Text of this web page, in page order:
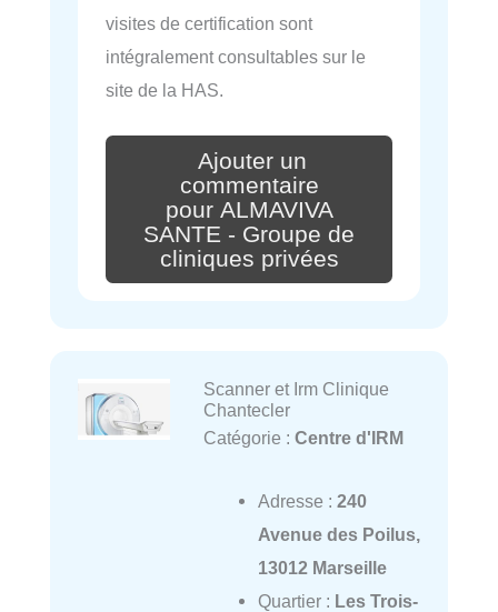
visites de certification sont
intégralement consultables sur le
site de la HAS.
Ajouter un
commentaire
pour ALMAVIVA
SANTE - Groupe de
cliniques privées
Scanner et Irm Clinique
Chantecler
Catégorie : Centre d'IRM
Adresse : 240
Avenue des Poilus,
13012 Marseille
Quartier : Les Trois-